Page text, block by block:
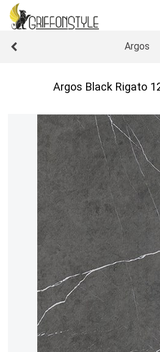
Argos
Argos Black Rigato